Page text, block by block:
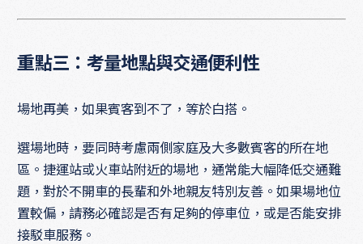
重點三：考量地點與交通便利性
場地再美，如果賓客到不了，等於白搭。
選場地時，要同時考慮兩側家庭及大多數賓客的所在地
區。捷運站或火車站附近的場地，通常能大幅降低交通難
題，對於不開車的長輩和外地親友特別友善。如果場地位
置較偏，請務必確認是否有足夠的停車位，或是否能安排
接駁車服務。